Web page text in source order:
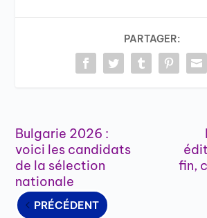
PARTAGER:
Bulgarie 2026 :
voici les candidats
de la sélection
nationale
PRÉCÉDENT
fin,